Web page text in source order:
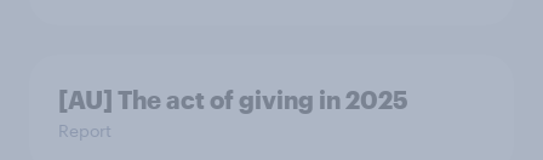
[AU] The act of giving in 2025
Report